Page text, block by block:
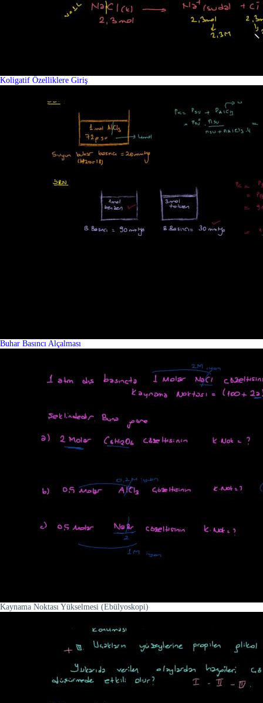
Koligatif Özelliklere Giriş
Buhar Basıncı Alçalması
Kaynama Noktası Yükselmesi (Ebülyoskopi)